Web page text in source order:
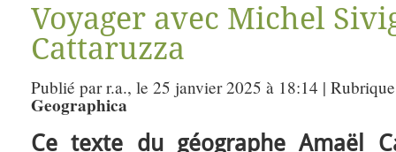
Voyager avec Michel
Cattaruzza
Publié par r.a., le 25 janvier 2025 à 18:14 |
Geographica
Ce texte du géographe Amaël